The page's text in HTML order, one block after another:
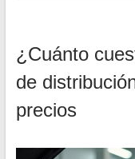
¿Cuánto
de
precios